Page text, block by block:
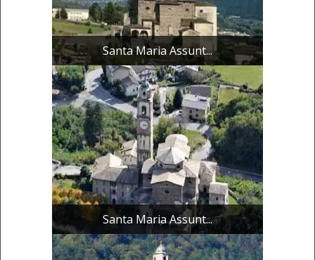
Santa Maria Assunt...
Santa Maria Assunt...